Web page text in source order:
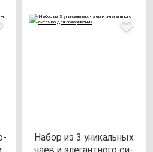
Набор из 3 уни­каль­ных